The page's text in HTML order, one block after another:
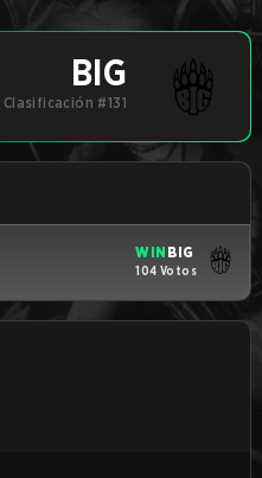
BIG
Clasificación #131
WIN BIG
104 Votos